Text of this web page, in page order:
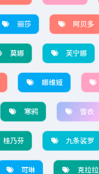
丽莎 阿贝多
莫娜 芙宁娜
娜维娅
寒鸦 雪衣
桂乃芬 九条裟罗
可琳 克拉拉